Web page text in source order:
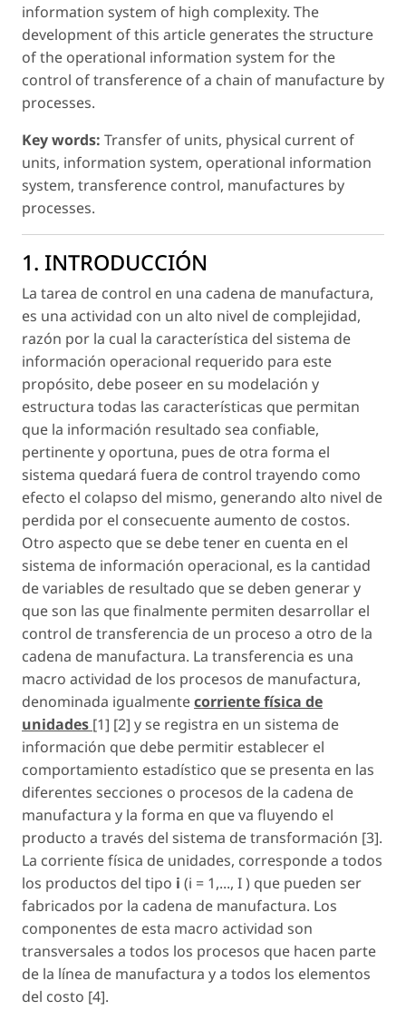
information system of high complexity. The
development of this article generates the structure
of the operational information system for the
control of transference of a chain of manufacture by
processes.
Key words: Transfer of units, physical current of
units, information system, operational information
system, transference control, manufactures by
processes.
1. INTRODUCCIÓN
La tarea de control en una cadena de manufactura,
es una actividad con un alto nivel de complejidad,
razón por la cual la característica del sistema de
información operacional requerido para este
propósito, debe poseer en su modelación y
estructura todas las características que permitan
que la información resultado sea confiable,
pertinente y oportuna, pues de otra forma el
sistema quedará fuera de control trayendo como
efecto el colapso del mismo, generando alto nivel de
perdida por el consecuente aumento de costos.
Otro aspecto que se debe tener en cuenta en el
sistema de información operacional, es la cantidad
de variables de resultado que se deben generar y
que son las que finalmente permiten desarrollar el
control de transferencia de un proceso a otro de la
cadena de manufactura. La transferencia es una
macro actividad de los procesos de manufactura,
denominada igualmentecorriente física de
unidades [1] [2] y se registra en un sistema de
información que debe permitir establecer el
comportamiento estadístico que se presenta en las
diferentes secciones o procesos de la cadena de
manufactura y la forma en que va fluyendo el
producto a través del sistema de transformación [3].
La corriente física de unidades, corresponde a todos
los productos del tipo i (i = 1,..., I) que pueden ser
fabricados por la cadena de manufactura. Los
componentes de esta macro actividad son
transversales a todos los procesos que hacen parte
de la línea de manufactura y a todos los elementos
del costo [4].